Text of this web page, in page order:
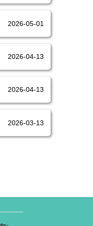
2026-05-01
2026-04-13
2026-04-13
2026-03-13